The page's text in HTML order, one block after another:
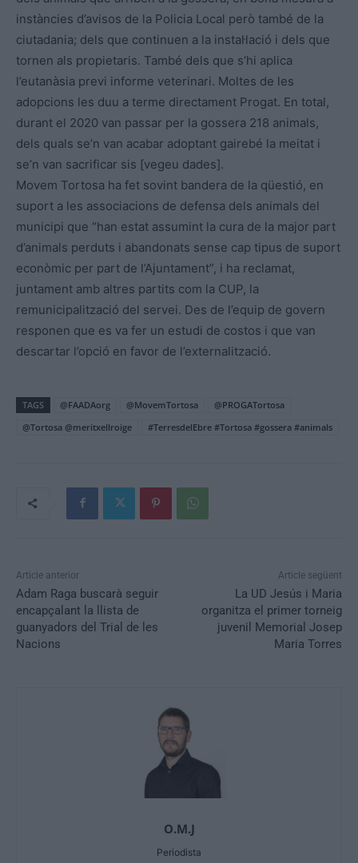
instàncies d’avisos de la Policia Local però també de la
ciutadania; dels que continuen a la instal·lació i dels que
tornen als propietaris. També dels que s’hi aplica
l’eutanàsia previ informe veterinari. Moltes de les
adopcions les duu a terme directament Progat. En total,
durant el 2020 van passar per la gossera 218 animals,
dels quals se’n van acabar adoptant gairebé la meitat i
se’n van sacrificar sis [vegeu dades].
Movem Tortosa ha fet sovint bandera de la qüestió, en
suport a les associacions de defensa dels animals del
municipi que “han estat assumint la cura de la major part
d’animals perduts i abandonats sense cap tipus de suport
econòmic per part de l’Ajuntament”, i ha reclamat,
juntament amb altres partits com la CUP, la
remunicipalització del servei. Des de l’equip de govern
responen que es va fer un estudi de costos i que van
descartar l’opció en favor de l’externalització.
TAGS @FAADAorg @MovemTortosa
@PROGATortosa
@Tortosa @meritxellroige
#TerresdelEbre #Tortosa #gossera #animals
Article anterior
Adam Raga buscarà seguir
encapçalant la llista de
guanyadors del Trial de les
Nacions
Article següent
La UD Jesús i Maria
organitza el primer torneig
juvenil Memorial Josep
Maria Torres
O.M.J
Periodista